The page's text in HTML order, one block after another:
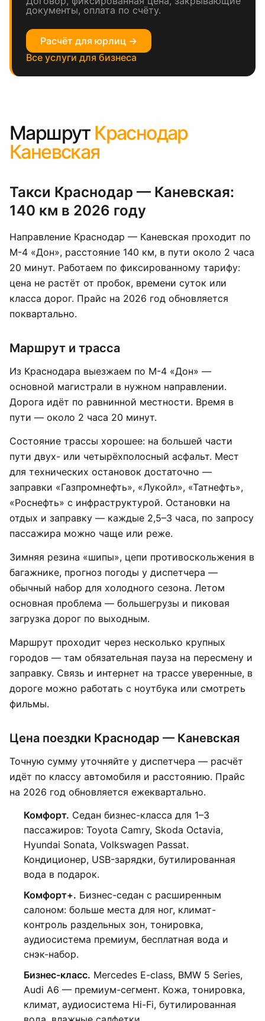
документы, оплата по счёту.
Расчёт для юрлиц →
Все услуги для бизнеса
Маршрут Краснодар
Каневская
Такси Краснодар — Каневская:
140 км в 2026 году
Направление Краснодар — Каневская проходит по
М-4 «Дон», расстояние 140 км, в пути около 2 часа
20 минут. Работаем по фиксированному тарифу:
цена не растёт от пробок, времени суток или
класса дорог. Прайс на 2026 год обновляется
поквартально.
Маршрут и трасса
Из Краснодара выезжаем по М-4 «Дон» —
основной магистрали в нужном направлении.
Дорога идёт по равнинной местности. Время в
пути — около 2 часа 20 минут.
Состояние трассы хорошее: на большей части
пути двух- или четырёхполосный асфальт. Мест
для технических остановок достаточно —
заправки «Газпромнефть», «Лукойл», «Татнефть»,
«Роснефть» с инфраструктурой. Остановки на
отдых и заправку — каждые 2,5–3 часа, по запросу
пассажира можно чаще или реже.
Зимняя резина «шипы», цепи противоскольжения в
багажнике, прогноз погоды у диспетчера —
обычный набор для холодного сезона. Летом
основная проблема — большегрузы и пиковая
загрузка дорог по выходным.
Маршрут проходит через несколько крупных
городов — там обязательная пауза на пересмену и
заправку. Связь и интернет на трассе уверенные, в
дороге можно работать с ноутбука или смотреть
фильмы.
Цена поездки Краснодар — Каневская
Точную сумму уточняйте у диспетчера — расчёт
идёт по классу автомобиля и расстоянию. Прайс
на 2026 год обновляется ежеквартально.
Комфорт. Седан бизнес-класса для 1–3
пассажиров: Toyota Camry, Skoda Octavia,
Hyundai Sonata, Volkswagen Passat.
Кондиционер, USB-зарядки, бутилированная
вода в подарок.
Комфорт+. Бизнес-седан с расширенным
салоном: больше места для ног, климат-
контроль раздельных зон, тонировка,
аудиосистема премиум, бесплатная вода и
снэк-набор.
Бизнес-класс. Mercedes E-class, BMW 5 Series,
Audi A6 — премиум-сегмент. Кожа, тонировка,
климат, аудиосистема Hi-Fi, бутилированная